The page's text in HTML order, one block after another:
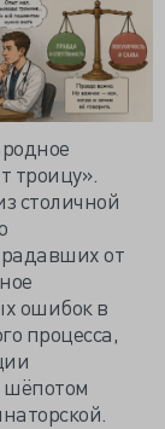
троицу».
столичной
от
ошибок в
процесса,
шёпотом